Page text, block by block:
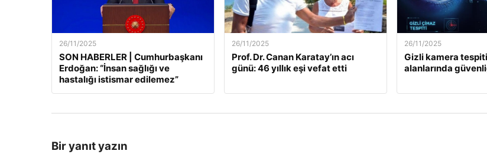
26/11/2025
SON HABERLER | Cumhurbaşkanı
Erdoğan: “İnsan sağlığı ve
hastalığı istismar edilemez”
26/11/2025
Prof. Dr. Canan Karatay’ın acı
günü: 46 yıllık eşi vefat etti
26/11/2025
Gizli kamera
alanlarında
Bir yanıt yazın